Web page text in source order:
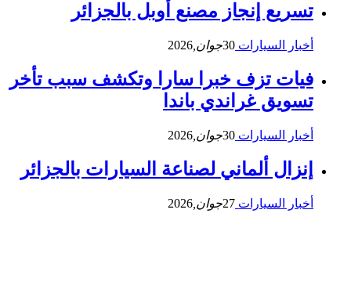
تسريع إنجاز مصنع أوبل بالجزائر
أخبار السيارات 30جوان, 2026
فيات تزف خبرا سارا وتكشف سبب تأخر
تسويق غراندي باندا
أخبار السيارات 30جوان, 2026
إنزال ألماني لصناعة السيارات بالجزائر
أخبار السيارات 27جوان, 2026